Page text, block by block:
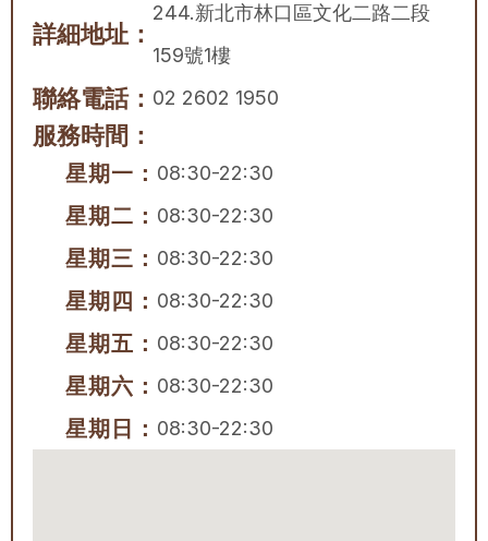
詳細地址：
244.新北市林口區文化二路二段
159號1樓
聯絡電話： 02 2602 1950
服務時間：
星期一： 08:30-22:30
星期二： 08:30-22:30
星期三： 08:30-22:30
星期四： 08:30-22:30
星期五： 08:30-22:30
星期六： 08:30-22:30
星期日： 08:30-22:30